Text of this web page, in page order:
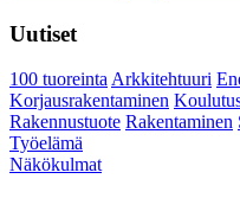
Uutiset
100 tuoreintaArkkitehtuuri
Korjausrakentaminen
Rakennustuote Rakentaminen
Työelämä
Näkökulmat